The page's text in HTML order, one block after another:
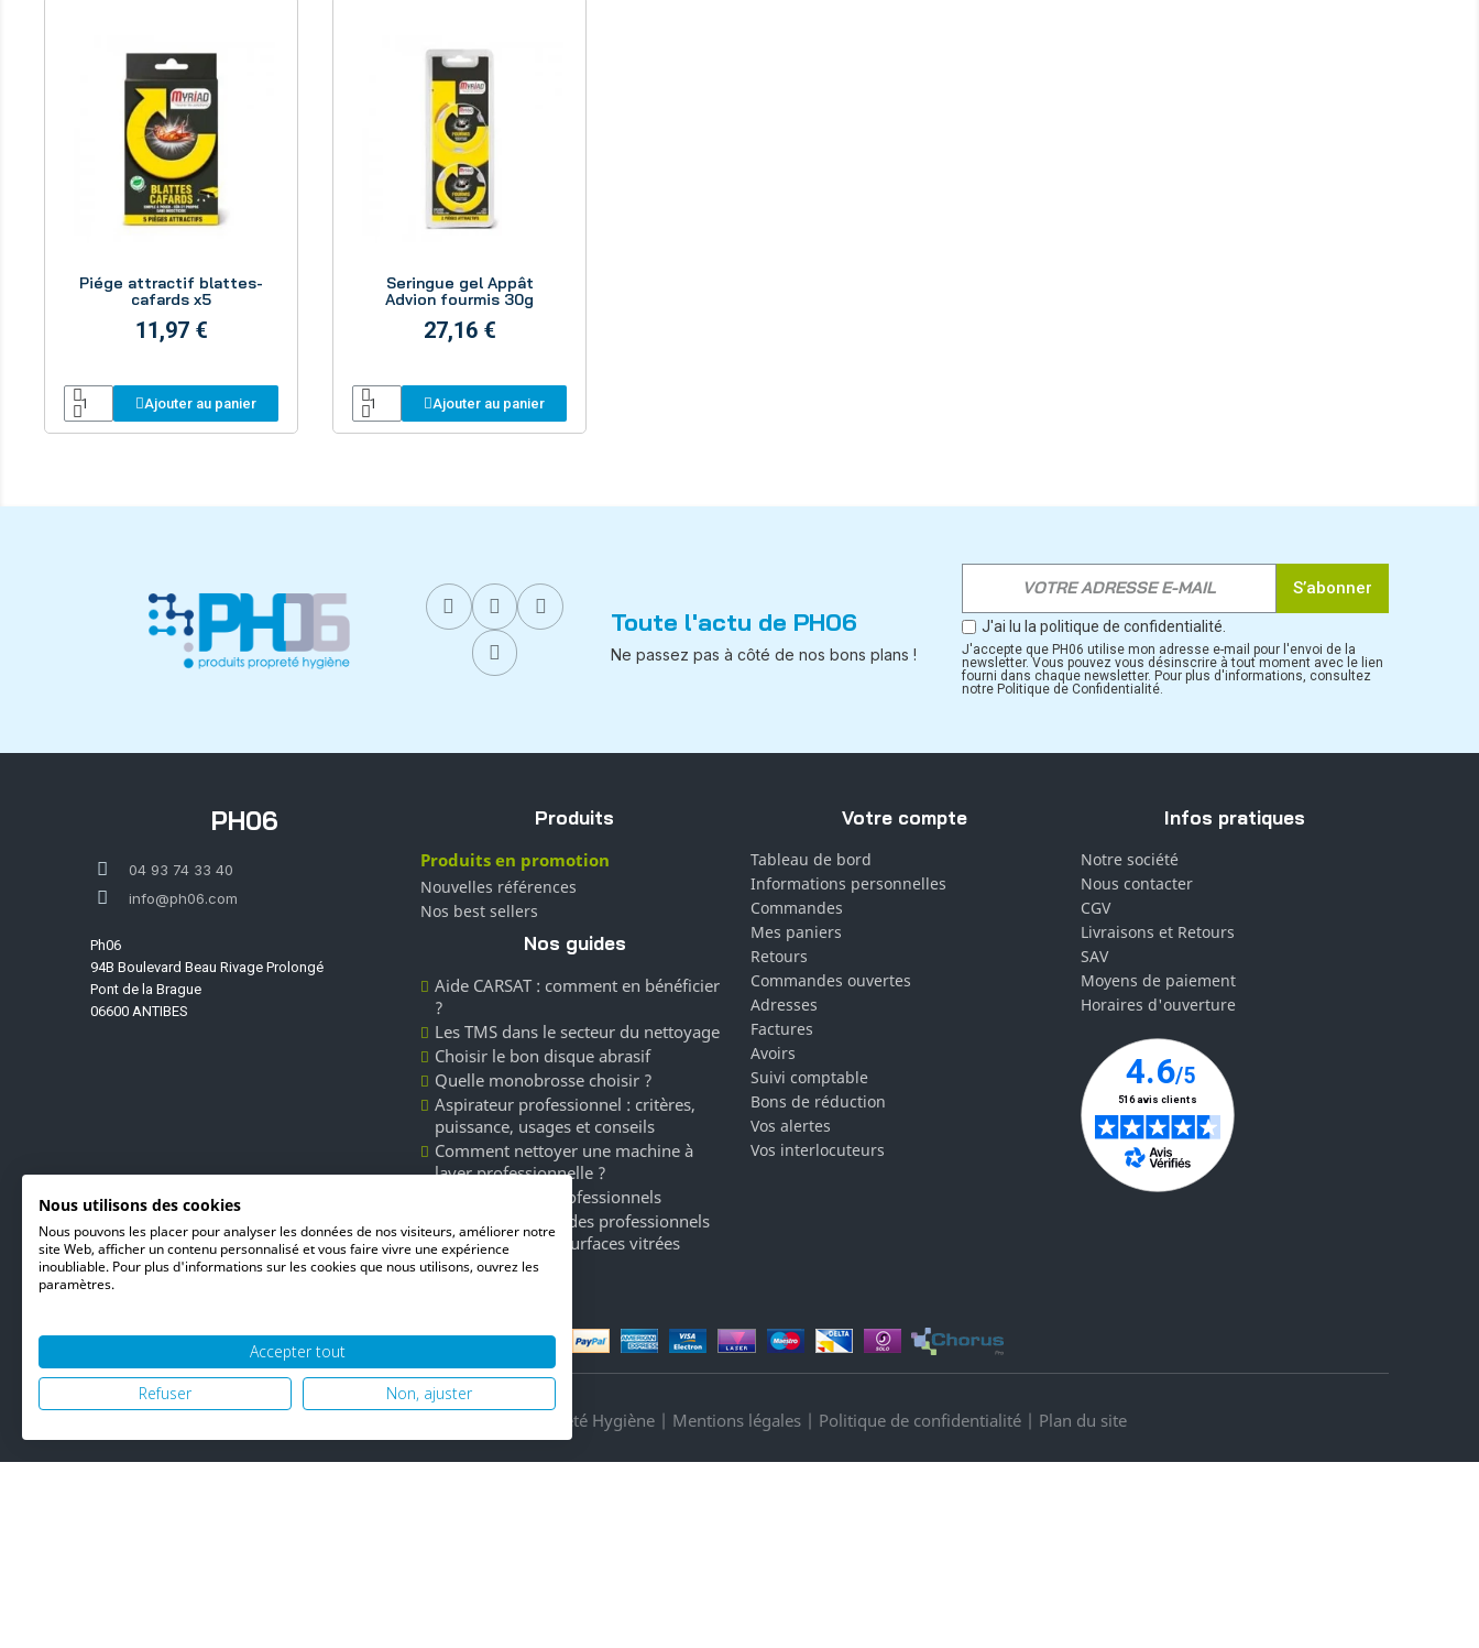
Piége attractif blattes-
cafards x5
11,97 €
Ajouter au panier
Seringue gel Appât
Advion fourmis 30g
27,16 €
Ajouter au panier
Toute l'actu de PH06
Ne passez pas à côté de nos bons plans !
S’abonner
J'ai lu la politique de confidentialité.
J'accepte que PH06 utilise mon adresse e-mail pour l'envoi de la
newsletter. Vous pouvez vous désinscrire à tout moment avec le lien
fourni dans chaque newsletter. Pour plus d'informations, consultez
notre Politique de Confidentialité.
PH06
04 93 74 33 40
info@ph06.com
Ph06
94B Boulevard Beau Rivage Prolongé
Pont de la Brague
06600 ANTIBES
Produits
Produits en promotion
Nouvelles références
Nos best sellers
Nos guides
Aide CARSAT : comment en bénéficier
?
Les TMS dans le secteur du nettoyage
Choisir le bon disque abrasif
Quelle monobrosse choisir ?
Aspirateur professionnel : critères,
puissance, usages et conseils
Comment nettoyer une machine à
laver professionnelle ?
Les détergents professionnels
Unger la marque des professionnels
du nettoyage de surfaces vitrées
Votre compte
Tableau de bord
Informations personnelles
Commandes
Mes paniers
Retours
Commandes ouvertes
Adresses
Factures
Avoirs
Suivi comptable
Bons de réduction
Vos alertes
Vos interlocuteurs
Infos pratiques
Notre société
Nous contacter
CGV
Livraisons et Retours
SAV
Moyens de paiement
Horaires d'ouverture
© 2026 PH06 Produits Propreté Hygiène | Mentions légales | Politique de confidentialité | Plan du site
Nous utilisons des cookies
Nous pouvons les placer pour analyser les données de nos visiteurs, améliorer notre
site Web, afficher un contenu personnalisé et vous faire vivre une expérience
inoubliable. Pour plus d'informations sur les cookies que nous utilisons, ouvrez les
paramètres.
Accepter tout
Refuser
Non, ajuster